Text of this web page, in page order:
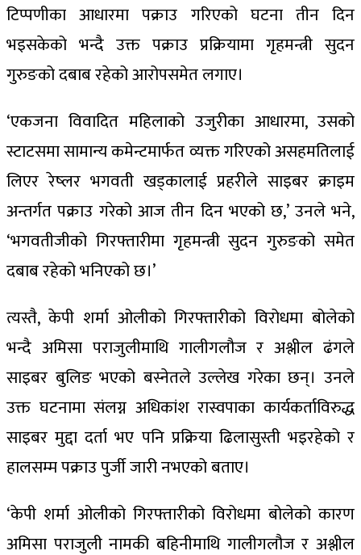
टिप्पणीका आधारमा पक्राउ गरिएको घटना तीन दिन
भइसकेको भन्दै उक्त पक्राउ प्रक्रियामा गृहमन्त्री सुदन
गुरुङको दबाब रहेको आरोपसमेत लगाए।
‘एकजना विवादित महिलाको उजुरीका आधारमा, उसको
स्टाटसमा सामान्य कमेन्टमार्फत व्यक्त गरिएको असहमतिलाई
लिएर रेष्लर भगवती खड्कालाई प्रहरीले साइबर क्राइम
अन्तर्गत पक्राउ गरेको आज तीन दिन भएको छ,’ उनले भने,
‘भगवतीजीको गिरफ्तारीमा गृहमन्त्री सुदन गुरुङको समेत
दबाब रहेको भनिएको छ।’
त्यस्तै, केपी शर्मा ओलीको गिरफ्तारीको विरोधमा बोलेको
भन्दै अमिसा पराजुलीमाथि गालीगलौज र अश्लील ढंगले
साइबर बुलिङ भएको बस्नेतले उल्लेख गरेका छन्। उनले
उक्त घटनामा संलग्न अधिकांश रास्वपाका कार्यकर्ताविरुद्ध
साइबर मुद्दा दर्ता भए पनि प्रक्रिया ढिलासुस्ती भइरहेको र
हालसम्म पक्राउ पुर्जी जारी नभएको बताए।
‘केपी शर्मा ओलीको गिरफ्तारीको विरोधमा बोलेको कारण
अमिसा पराजुली नामकी बहिनीमाथि गालीगलौज र अश्लील